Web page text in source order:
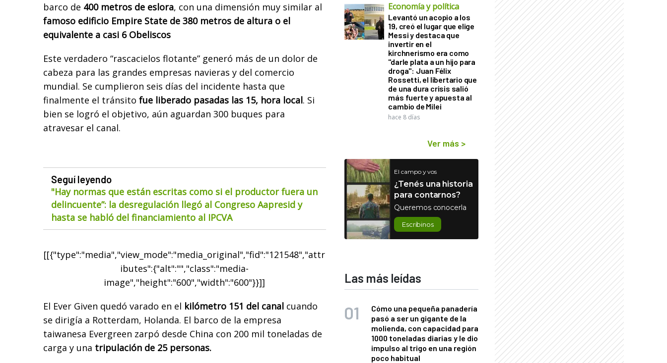
barco de 400 metros de eslora, con una dimensión muy similar al
famoso edificio Empire State de 380 metros de altura o el
equivalente a casi 6 Obeliscos
Este verdadero “rascacielos flotante” generó más de un dolor de
cabeza para las grandes empresas navieras y del comercio
mundial. Se cumplieron seis días del incidente hasta que
finalmente el tránsito fue liberado pasadas las 15, hora local. Si
bien se logró el objetivo, aún aguardan 300 buques para
atravesar el canal.
Seguí leyendo
"Hay normas que están escritas como si el productor fuera un
delincuente”: la desregulación llegó al Congreso Aapresid y
hasta se habló del financiamiento al IPCVA
[[{"type":"media","view_mode":"media_original","fid":"121548","attr
ibutes":{"alt":"","class":"media-
image","height":"600","width":"600"}}]]
El Ever Given quedó varado en el kilómetro 151 del canal cuando
se dirigía a Rotterdam, Holanda. El barco de la empresa
taiwanesa Evergreen zarpó desde China con 200 mil toneladas de
carga y una tripulación de 25 personas.
Economía y política
Levantó un acopio a los
19, creó el lugar que elige
Messi y destaca que
invertir en el
kirchnerismo era como
"darle plata a un hijo para
droga": Juan Félix
Rossetti, el libertario que
de una dura crisis salió
más fuerte y apuesta al
cambio de Milei
hace 8 días
Ver más >
El campo y vos
¿Tenés una historia
para contarnos?
Queremos conocerla
Escribinos
Las más leídas
Cómo una pequeña panadería
pasó a ser un gigante de la
molienda, con capacidad para
1000 toneladas diarias y le dio
impulso al trigo en una región
poco habitual